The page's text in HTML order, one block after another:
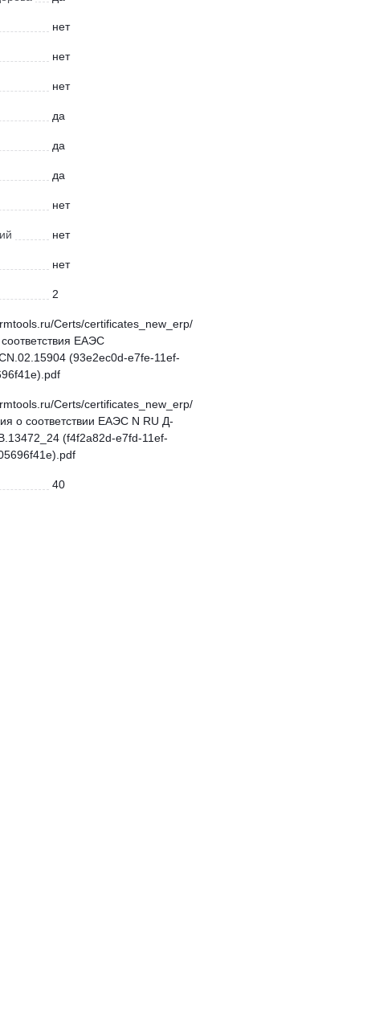
нет
нет
нет
да
да
да
нет
нет
нет
2
Certs/certificates_new_erp/
ЕАЭС
(93e2ec0d-e7fe-11ef-
Certs/certificates_new_erp/
о соответствии ЕАЭС N RU Д-
(f4f2a82d-e7fd-11ef-
40